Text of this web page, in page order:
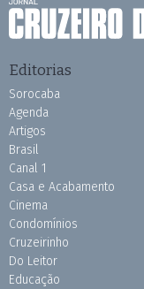
Editorias
Sorocaba
Agenda
Artigos
Brasil
Canal 1
Casa e Acabamento
Cinema
Condomínios
Cruzeirinho
Do Leitor
Educação